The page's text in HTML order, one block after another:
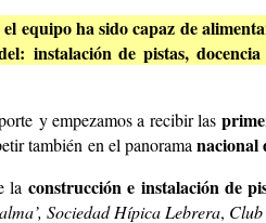
equipo ha sido capaz de
instalación de pistas,
y empezamos a recibir las
también en el panorama nacional
laconstrucción e instalación de
Sociedad Hípica Lebrera,